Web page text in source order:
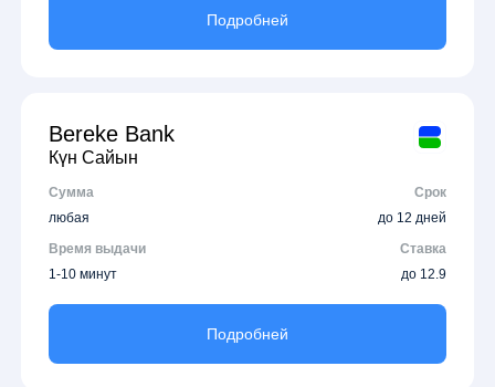
Подробней
Bereke Bank
Күн Сайын
Сумма
Срок
любая
до 12 дней
Время выдачи
Ставка
1-10 минут
до 12.9
Подробней